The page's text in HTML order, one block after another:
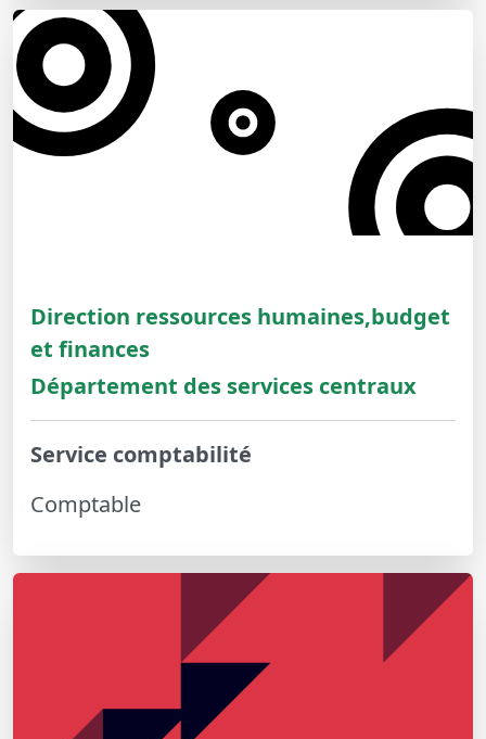
Direction ressources humaines,budget
et finances
Département des services centraux
Service comptabilité
Comptable